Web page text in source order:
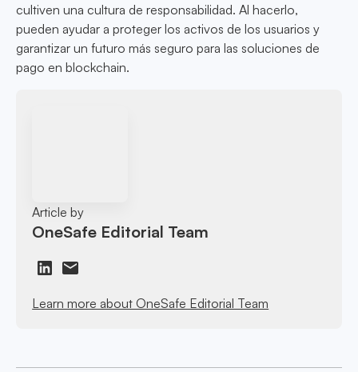
cultiven una cultura de responsabilidad. Al hacerlo,
pueden ayudar a proteger los activos de los usuarios y
garantizar un futuro más seguro para las soluciones de
pago en blockchain.
Article by
OneSafe Editorial Team
Learn more about OneSafe Editorial Team